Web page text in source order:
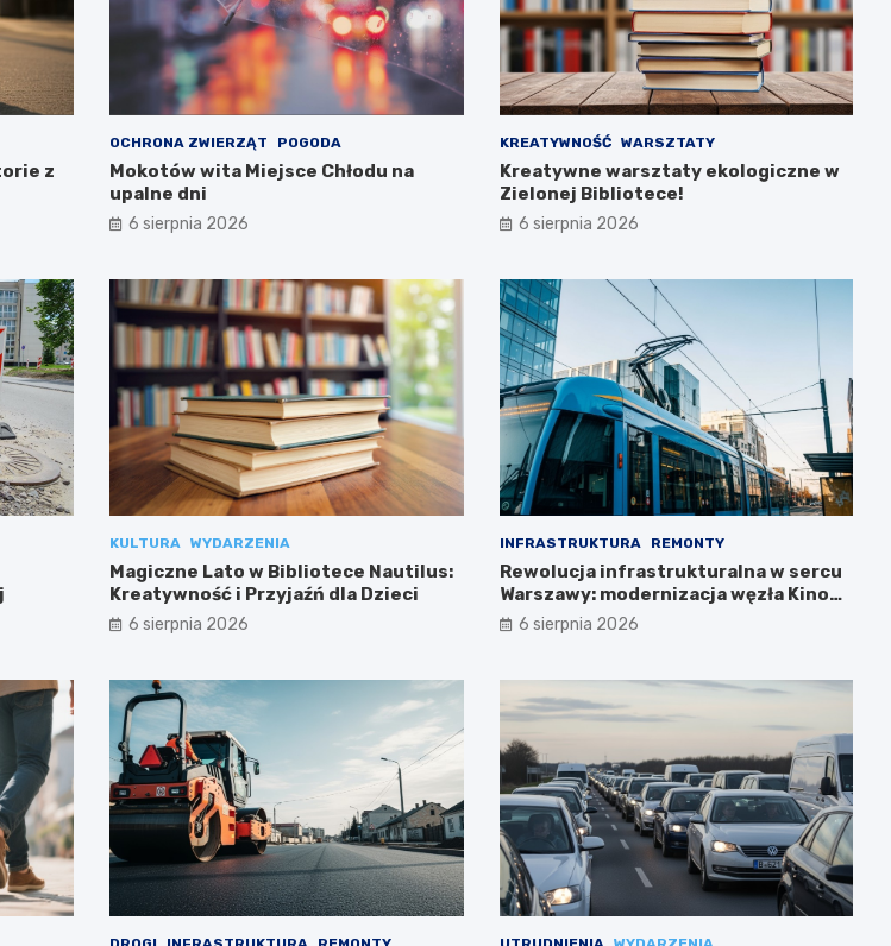
z
OCHRONA ZWIERZĄT POGODA
Mokotów wita Miejsce Chłodu na
upalne dni
6 sierpnia 2026
KREATYWNOŚĆ WARSZTATY
Kreatywne warsztaty ekologiczne w
Zielonej Bibliotece!
6 sierpnia 2026
KULTURA WYDARZENIA
Magiczne Lato w Bibliotece Nautilus:
Kreatywność i Przyjaźń dla Dzieci
6 sierpnia 2026
INFRASTRUKTURA REMONTY
Rewolucja infrastrukturalna w sercu
Warszawy: modernizacja węzła Kino
Femina
6 sierpnia 2026